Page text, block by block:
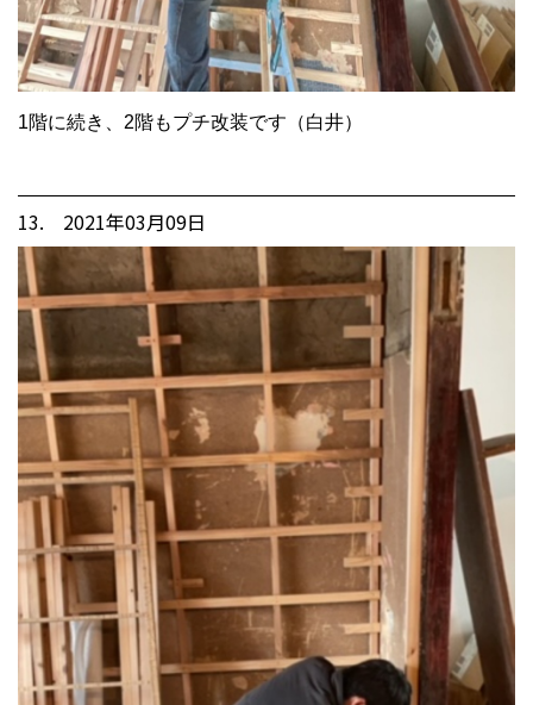
1階に続き、2階もプチ改装です（白井）
13. 2021年03月09日